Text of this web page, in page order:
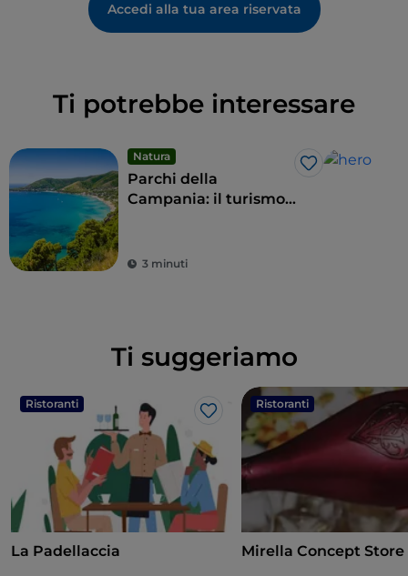
Accedi alla tua area riservata
Ti potrebbe interessare
Natura
Like
Parchi della
Campania: il turismo
3 minuti
Ti suggeriamo
Ristoranti
Like
La Padellaccia
Ristoranti
Mirella Concept Store